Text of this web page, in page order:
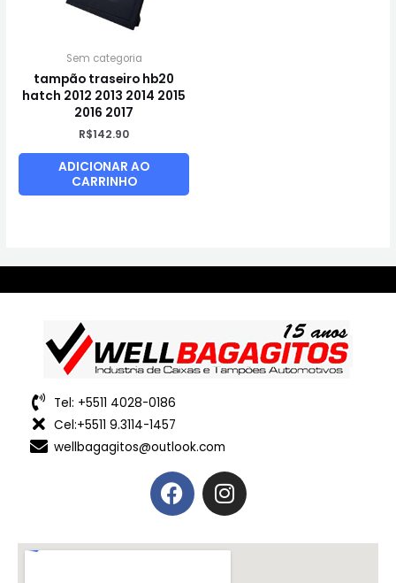
Sem categoria
tampão traseiro hb20
hatch 2012 2013 2014 2015
2016 2017
R$142.90
ADICIONAR AO
CARRINHO
Tel: +5511 4028-0186
Cel:+5511 9.3114-1457
wellbagagitos@outlook.com